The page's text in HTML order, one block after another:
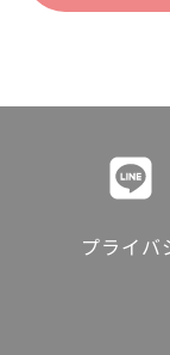
プライバ